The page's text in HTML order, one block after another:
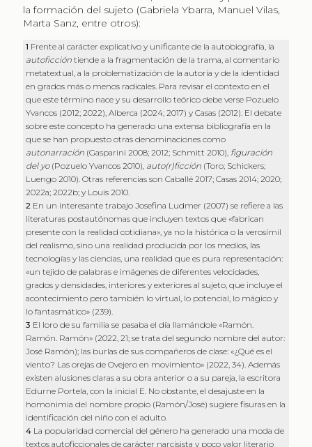
la formación del sujeto (Gabriela Ybarra, Manuel Vilas,
Marta Sanz, entre otros):
1 Frente al carácter explicativo y unificante de la autobiografía, la
autoficción tiende a la fragmentación de la trama, al comentario
metatextual, a la problematización de la autoría y de la identidad
en grados más o menos radicales. Para revisar el contexto en el
que este término nace y su desarrollo teórico debe verse Pozuelo
Yvancos (2012; 2022), Alberca (2024; 2017) y Casas (2012). El debate
sobre este concepto ha generado una extensa bibliografía en la
que se han propuesto otras denominaciones como
autonarración (Gasparini 2008; 2012; Schmitt 2010), figuración
del yo(Pozuelo Yvancos 2010), auto(r)ficción (Toro; Schickers;
Luengo 2010). Otras referencias son Caballé 2017; Casas 2014; 2020;
2022a; 2022b; y Louis 2010.
2 En un interesante trabajo Josefina Ludmer (2007) se refiere a las
literaturas postautónomas que incluyen textos que «fabrican
presente con la realidad cotidiana», ya no la histórica o la verosímil
del realismo, sino una realidad producida por los medios, las
tecnologías y las ciencias, una realidad que es pura representación:
«un tejido de palabras e imágenes de diferentes velocidades,
grados y densidades, interiores y exteriores al sujeto, que incluye el
acontecimiento pero también lo virtual, lo potencial, lo mágico y
lo fantasmático» (239).
3 El loro de su familia se pasaba el día llamándole «Ramón.
Ramón. Ramón» (2022, 21; se trata del segundo nombre del autor:
José Ramón); las burlas de sus compañeros de clase: «¿Qué es el
viento? Las orejas de Ovejero en movimiento» (2022, 34). Además
existen alusiones claras a su obra anterior o a su pareja, la escritora
Edurne Portela, con la inicial E. No obstante, el desajuste en la
homonimia del nombre propio (Ramón/José) sugiere fisuras en la
identificación del niño con el adulto.
4 La popularidad comercial del género ha generado una moda de
textos autoficcionales de carácter narcisista y poco valor literario